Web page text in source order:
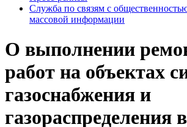
Служба по связям с
массовой информации
О выполнении
работ на объектах
газоснабжения и
газораспределения в